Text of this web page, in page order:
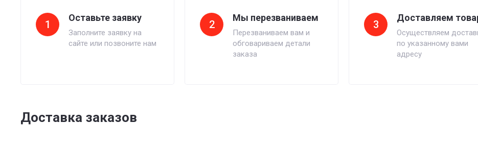
1
Оставьте заявку
Заполните заявку на
сайте или позвоните нам
2
Мы перезваниваем
Перезваниваем вам и
обговариваем детали
заказа
3
Доставляем
Осуществляем
по указанному вами
адресу
Доставка заказов